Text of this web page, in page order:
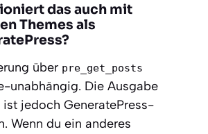
das auch mit
Themes als
über pre_get_posts
unabhängig. Die Ausgabe
ist jedoch GeneratePress-
Wenn du ein anderes